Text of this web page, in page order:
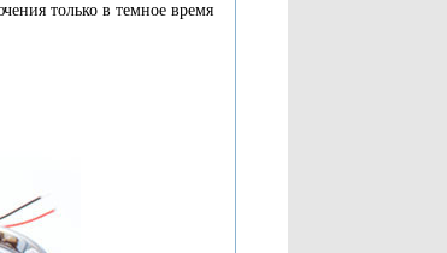
только в темное время